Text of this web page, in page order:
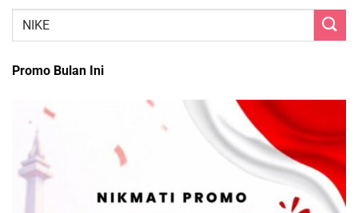
Promo Bulan Ini